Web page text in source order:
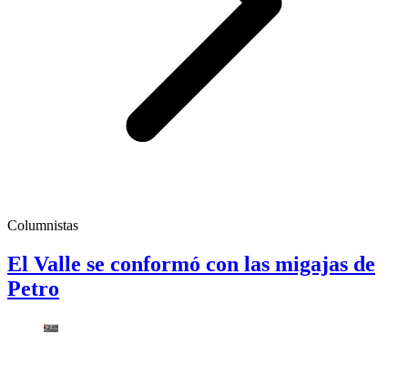
Columnistas
El Valle se conformó con las migajas de
Petro